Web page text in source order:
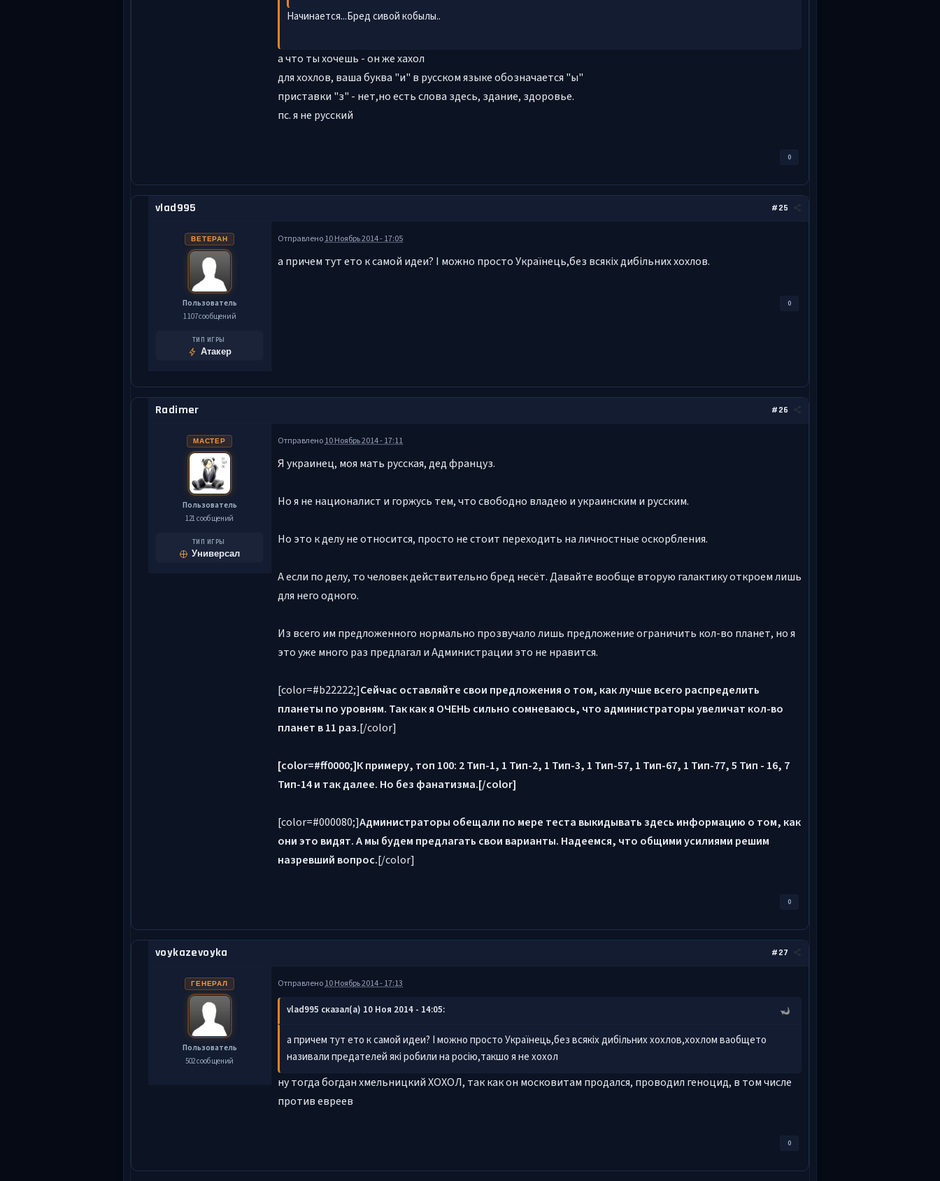
Начинается...Бред сивой кобылы..
а что ты хочешь - он же хахол
для хохлов, ваша буква "и" в русском языке обозначается "ы"
приставки "з" - нет,но есть слова здесь, здание, здоровье.
пс. я не русский
0
#25
vlad995
ВЕТЕРАН
Пользователь
1 107 сообщений
ТИП ИГРЫ
Атакер
Отправлено10 Ноябрь 2014 - 17:05
а причем тут ето к самой идеи? І можно просто Українець,без всякіх дибільних хохлов.
0
#26
Radimer
МАСТЕР
Пользователь
121 сообщений
ТИП ИГРЫ
Универсал
Отправлено10 Ноябрь 2014 - 17:11
Я украинец, моя мать русская, дед француз.
Но я не националист и горжусь тем, что свободно владею и украинским и русским.
Но это к делу не относится, просто не стоит переходить на личностные оскорбления.
А если по делу, то человек действительно бред несёт. Давайте вообще вторую галактику откроем лишь
для него одного.
Из всего им предложенного нормально прозвучало лишь предложение ограничить кол-во планет, но я
это уже много раз предлагал и Администрации это не нравится.
[color=#b22222;]Сейчас оставляйте свои предложения о том, как лучше всего распределить
планеты по уровням. Так как я ОЧЕНЬ сильно сомневаюсь, что администраторы увеличат кол-во
планет в 11 раз.[/color]
[color=#ff0000;]К примеру, топ 100: 2 Тип-1, 1 Тип-2, 1 Тип-3, 1 Тип-57, 1 Тип-67, 1 Тип-77, 5 Тип - 16, 7
Тип-14 и так далее. Но без фанатизма.[/color]
[color=#000080;]Администраторы обещали по мере теста выкидывать здесь информацию о том, как
они это видят. А мы будем предлагать свои варианты. Надеемся, что общими усилиями решим
назревший вопрос.[/color]
0
#27
voykazevoyka
ГЕНЕРАЛ
Пользователь
502 сообщений
Отправлено10 Ноябрь 2014 - 17:13
vlad995 сказал(а) 10 Ноя 2014 - 14:05:
а причем тут ето к самой идеи? І можно просто Українець,без всякіх дибільних хохлов,хохлом ваобщето
називали предателей які робили на росію,такшо я не хохол
ну тогда богдан хмельницкий ХОХОЛ, так как он московитам продался, проводил геноцид, в том числе
против евреев
0